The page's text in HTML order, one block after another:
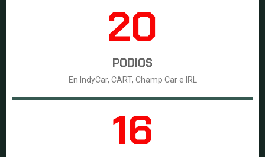
21
PODIOS
En IndyCar, CART, Champ Car e IRL
17